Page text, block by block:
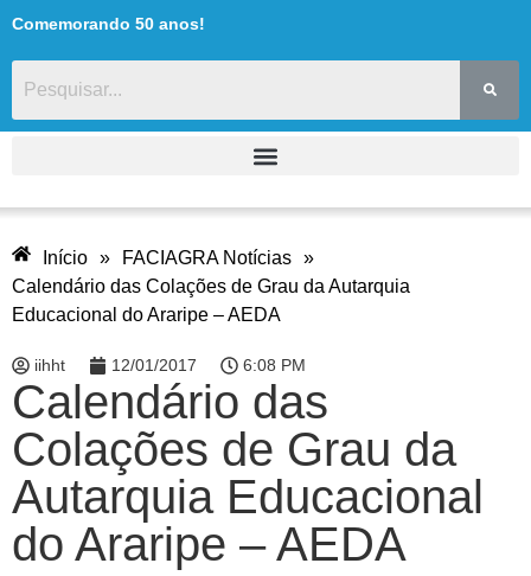
Comemorando 50 anos!
Início » FACIAGRA Notícias »
Calendário das Colações de Grau da Autarquia
Educacional do Araripe – AEDA
iihht 12/01/2017 6:08 PM
Calendário das
Colações de Grau da
Autarquia Educacional
do Araripe – AEDA